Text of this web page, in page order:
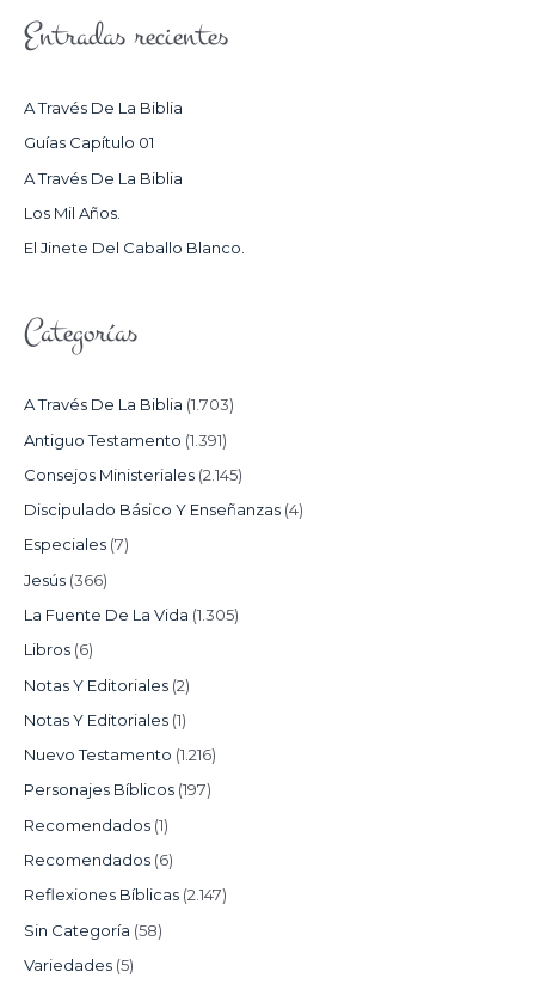
C
R
:
Entradas recientes
A Través De La Biblia
Guías Capítulo 01
A Través De La Biblia
Los Mil Años.
El Jinete Del Caballo Blanco.
Categorías
A Través De La Biblia (1.703)
Antiguo Testamento (1.391)
Consejos Ministeriales (2.145)
Discipulado Básico Y Enseñanzas (4)
Especiales (7)
Jesús (366)
La Fuente De La Vida (1.305)
Libros (6)
Notas Y Editoriales (2)
Notas Y Editoriales (1)
Nuevo Testamento (1.216)
Personajes Bíblicos (197)
Recomendados (1)
Recomendados (6)
Reflexiones Bíblicas (2.147)
Sin Categoría (58)
Variedades (5)